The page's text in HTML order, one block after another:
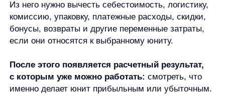
можно ли масштабировать рекламный канал;
какие категории снижают маржинальность;
где скидки уничтожают результат;
как повторные покупки меняют экономику
почему рост продаж не превращается в рост
прибыли.
Для предпринимателя юнит-экономика показывает,